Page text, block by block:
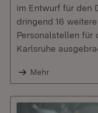
im Entwurf für den
dringend 16
Personalstellen für
Karlsruhe
Mehr